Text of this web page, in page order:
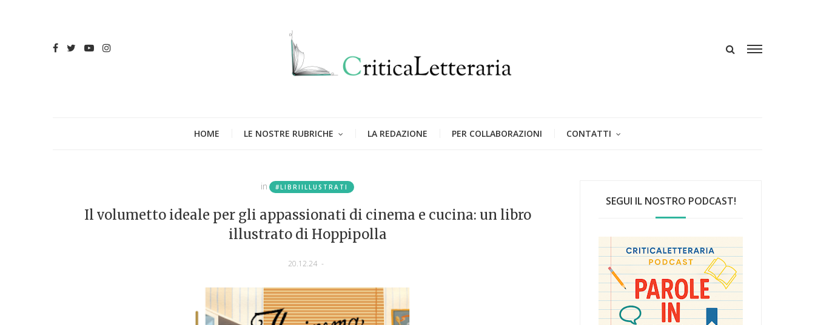
HOME LE NOSTRE RUBRICHE LA REDAZIONE PER COLLABORAZIONI CONTATTI
in #LIBRIILLUSTRATI
Il volumetto ideale per gli appassionati di cinema e cucina: un libro
illustrato di Hoppipolla
20.12.24 -
SEGUI IL NOSTRO PODCAST!